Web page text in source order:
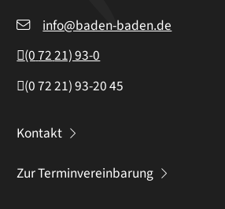
info@baden-baden.de
(07221) 93-0
(07221) 93-2045
Kontakt
Zur Terminvereinbarung